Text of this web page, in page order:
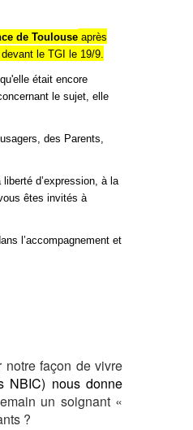
de Toulouse après
devant le TGI le 19/9.
était encore
le sujet, elle
des Parents,
d’expression, à la
êtes invités à
l’accompagnement et
notre façon de vivre
NBIC) nous donne
un soignant «
?